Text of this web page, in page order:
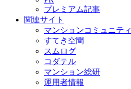
プレミアム記事
関連サイト
マンションコミュニティ
すてき空間
スムログ
コダテル
マンション総研
運用者情報